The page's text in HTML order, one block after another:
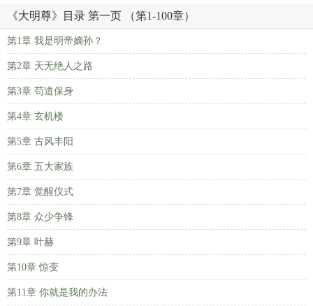
《大明尊》目录 第一页 （第1-100章）
第1章 我是明帝嫡孙？
第2章 天无绝人之路
第3章 苟道保身
第4章 玄机楼
第5章 古风丰阳
第6章 五大家族
第7章 觉醒仪式
第8章 众少争锋
第9章 叶赫
第10章 惊变
第11章 你就是我的办法